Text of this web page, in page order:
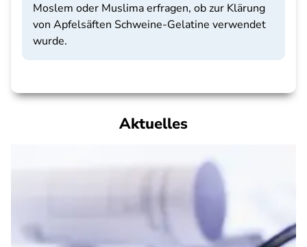
Moslem oder Muslima erfragen, ob zur Klärung
von Apfelsäften Schweine-Gelatine verwendet
wurde.
Aktuelles